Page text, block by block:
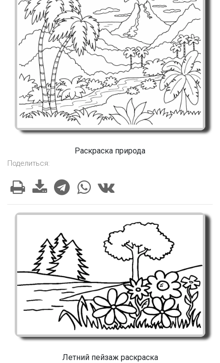
Раскраска природа
Поделиться:
Летний пейзаж раскраска